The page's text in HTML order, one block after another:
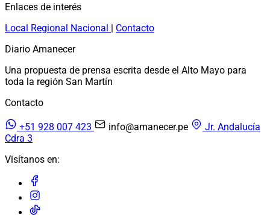
Enlaces de interés
Local Regional Nacional | Contacto
Diario Amanecer
Una propuesta de prensa escrita desde el Alto Mayo para
toda la región San Martín
Contacto
+51 928 007 423 info@amanecer.pe
Jr. Andalucía
Cdra 3
Visítanos en: